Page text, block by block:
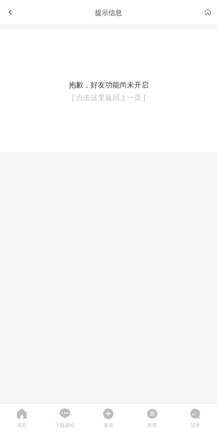
提示信息
抱歉，好友功能尚未开启
[ 点击这里返回上一页 ]
首页 下载课程 发布 发现 登录